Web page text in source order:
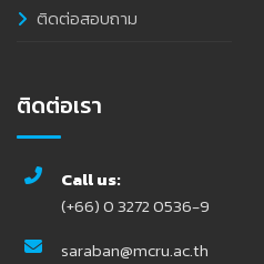
ติดต่อสอบถาม
ติดต่อเรา
Call us:
(+66) 0 3272 0536-9
saraban@mcru.ac.th